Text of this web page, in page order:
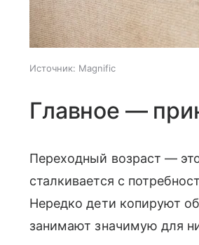
Источник: Magnific
Главное —
Переходный возраст —
сталкивается с
Нередко дети копируют
занимают значимую для